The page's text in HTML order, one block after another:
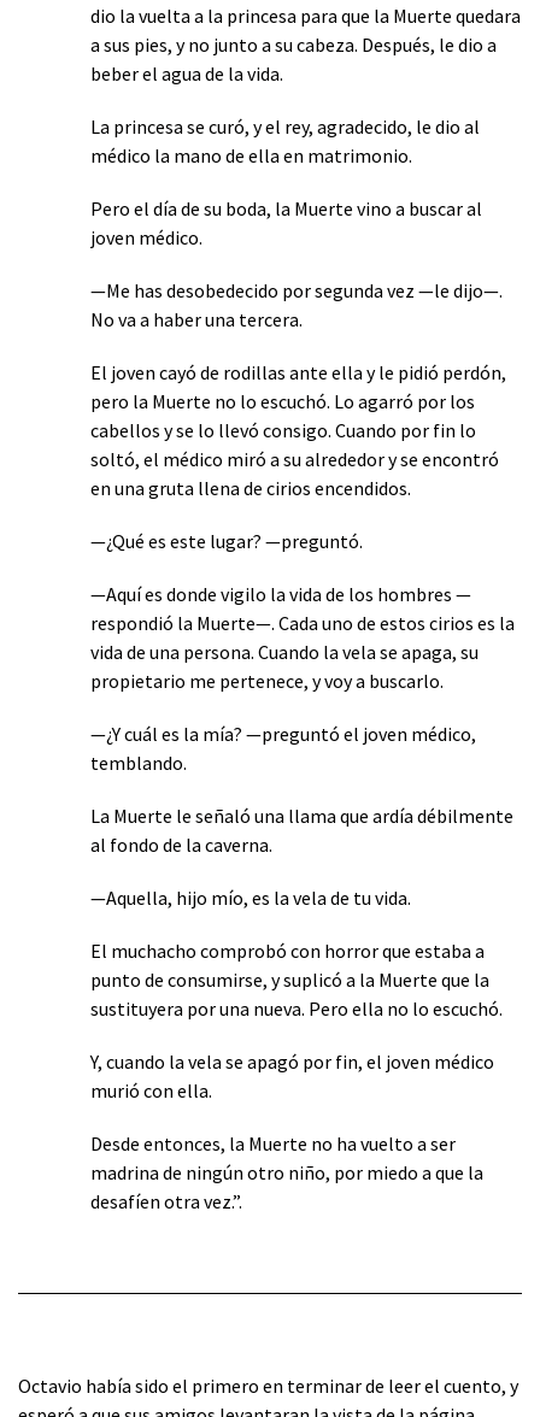
dio la vuelta a la princesa para que la Muerte quedara
a sus pies, y no junto a su cabeza. Después, le dio a
beber el agua de la vida.
La princesa se curó, y el rey, agradecido, le dio al
médico la mano de ella en matrimonio.
Pero el día de su boda, la Muerte vino a buscar al
joven médico.
—Me has desobedecido por segunda vez —le dijo—.
No va a haber una tercera.
El joven cayó de rodillas ante ella y le pidió perdón,
pero la Muerte no lo escuchó. Lo agarró por los
cabellos y se lo llevó consigo. Cuando por fin lo
soltó, el médico miró a su alrededor y se encontró
en una gruta llena de cirios encendidos.
—¿Qué es este lugar? —preguntó.
—Aquí es donde vigilo la vida de los hombres —
respondió la Muerte—. Cada uno de estos cirios es la
vida de una persona. Cuando la vela se apaga, su
propietario me pertenece, y voy a buscarlo.
—¿Y cuál es la mía? —preguntó el joven médico,
temblando.
La Muerte le señaló una llama que ardía débilmente
al fondo de la caverna.
—Aquella, hijo mío, es la vela de tu vida.
El muchacho comprobó con horror que estaba a
punto de consumirse, y suplicó a la Muerte que la
sustituyera por una nueva. Pero ella no lo escuchó.
Y, cuando la vela se apagó por fin, el joven médico
murió con ella.
Desde entonces, la Muerte no ha vuelto a ser
madrina de ningún otro niño, por miedo a que la
desafíen otra vez.”.
Octavio había sido el primero en terminar de leer el cuento, y